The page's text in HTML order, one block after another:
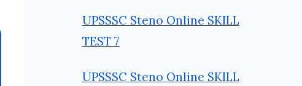
UPSSSC Steno Online SKILL
TEST 7
UPSSSC Steno Online SKILL